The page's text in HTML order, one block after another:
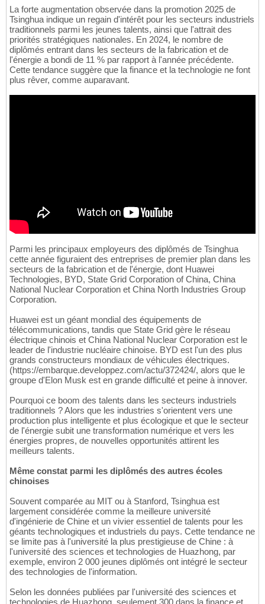
La forte augmentation observée dans la promotion 2025 de
Tsinghua indique un regain d'intérêt pour les secteurs industriels
traditionnels parmi les jeunes talents, ainsi que l'attrait des
priorités stratégiques nationales. En 2024, le nombre de
diplômés entrant dans les secteurs de la fabrication et de
l'énergie a bondi de 11 % par rapport à l'année précédente.
Cette tendance suggère que la finance et la technologie ne font
plus rêver, comme auparavant.
Parmi les principaux employeurs des diplômés de Tsinghua
cette année figuraient des entreprises de premier plan dans les
secteurs de la fabrication et de l'énergie, dont Huawei
Technologies, BYD, State Grid Corporation of China, China
National Nuclear Corporation et China North Industries Group
Corporation.
Huawei est un géant mondial des équipements de
télécommunications, tandis que State Grid gère le réseau
électrique chinois et China National Nuclear Corporation est le
leader de l'industrie nucléaire chinoise. BYD est l'un des plus
grands constructeurs mondiaux de véhicules électriques.
(https://embarque.developpez.com/actu/372424/, alors que le
groupe d'Elon Musk est en grande difficulté et peine à innover.
Pourquoi ce boom des talents dans les secteurs industriels
traditionnels ? Alors que les industries s'orientent vers une
production plus intelligente et plus écologique et que le secteur
de l'énergie subit une transformation numérique et vers les
énergies propres, de nouvelles opportunités attirent les
meilleurs talents.
Même constat parmi les diplômés des autres écoles
chinoises
Souvent comparée au MIT ou à Stanford, Tsinghua est
largement considérée comme la meilleure université
d'ingénierie de Chine et un vivier essentiel de talents pour les
géants technologiques et industriels du pays. Cette tendance ne
se limite pas à l'université la plus prestigieuse de Chine : à
l'université des sciences et technologies de Huazhong, par
exemple, environ 2 000 jeunes diplômés ont intégré le secteur
des technologies de l'information.
Selon les données publiées par l'université des sciences et
technologies de Huazhong, seulement 300 dans la finance et